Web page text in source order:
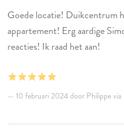
Goede locatie! Duikcentrum
appartement! Erg aardige
reacties! Ik raad het aan!
10 februari 2024 door Philippe via